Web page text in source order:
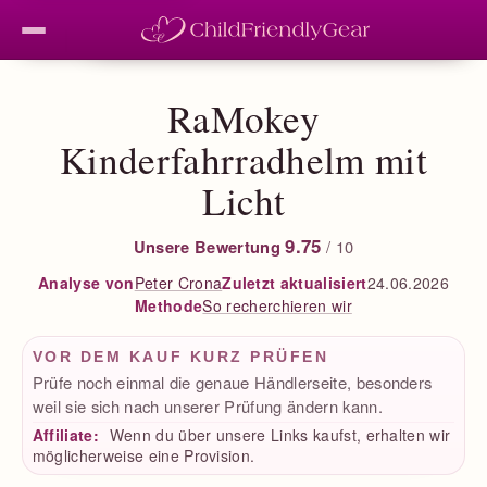
RaMokey
Kinderfahrradhelm mit
Licht
Unsere Bewertung 9.75 / 10
Analyse vonPeter CronaZuletzt aktualisiert24.06.2026
MethodeSo recherchieren wir
VOR DEM KAUF KURZ PRÜFEN
Prüfe noch einmal die genaue Händlerseite, besonders
weil sie sich nach unserer Prüfung ändern kann.
Affiliate: Wenn du über unsere Links kaufst, erhalten wir
möglicherweise eine Provision.